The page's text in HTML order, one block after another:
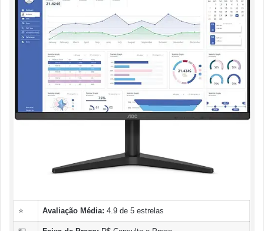
⭐ Avaliação Média: 4.9 de 5 estrelas